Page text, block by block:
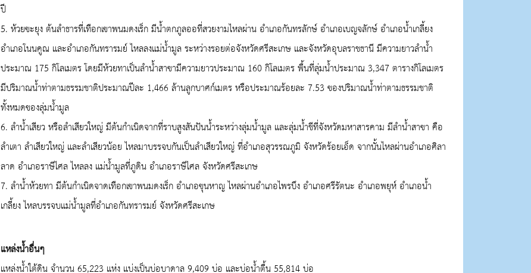
ปี
5. ห้วยขะยุง ต้นลำธารที่เทือกเขาพนมดงเร็ก มีน้ำตกภูลออที่สวยงามไหลผ่าน อำเภอกันทรลักษ์ อำเภอเบญจลักษ์ อำเภอน้ำเกลี้ยง
อำเภอโนนคูณ และอำเภอกันทรารมย์ ไหลลงแม่น้ำมูล ระหว่างรอยต่อจังหวัดศรีสะเกษ และจังหวัดอุบลราชธานี มีความยาวลำน้ำ
ประมาณ 175 กิโลเมตร โดยมีห้วยทาเป็นลำน้ำสาขามีความยาวประมาณ 160กิโลเมตร พื้นที่ลุ่มน้ำประมาณ 3,347ตารางกิโลเมตร
มีปริมาณน้ำท่าตามธรรมชาติประมาณปีละ 1,466 ล้านลูกบาศก์เมตร หรือประมาณร้อยละ 7.53ของปริมาณน้ำท่าตามธรรมชาติ
ทั้งหมดของลุ่มน้ำมูล
6. ลำน้ำเสียว หรือลำเสียวใหญ่ มีต้นกำเนิดจากที่ราบสูงสันปันน้ำระหว่างลุ่มน้ำมูล และลุ่มน้ำชีที่จังหวัดมหาสารคาม มีลำน้ำสาขา คือ
ลำเตา ลำเสียวใหญ่ และลำเสียวน้อย ไหลมาบรรจบกันเป็นลำเสียวใหญ่ ที่อำเภอสุวรรณภูมิ จังหวัดร้อยเอ็ด จากนั้นไหลผ่านอำเภอศิลา
ลาด อำเภอราษีไศล ไหลลง แม่น้ำมูลที่ภูดิน อำเภอราษีไศล จังหวัดศรีสะเกษ
7. ลำน้ำห้วยทา มีต้นกำเนิดจาดเทือกเขาพนมดงเร็ก อำเภอขุนหาญ ไหลผ่านอำเภอไพรบึง อำเภอศรีรัตนะ อำเภอพยุห์ อำเภอน้ำ
เกลี้ยง ไหลบรรจบแม่น้ำมูลที่อำเภอกันทรารมย์ จังหวัดศรีสะเกษ
แหล่งน้ำอื่นๆ
แหล่งน้ำใต้ดิน จำนวน65,223 แห่ง แบ่งเป็นบ่อบาดาล9,409 บ่อ และบ่อน้ำตื้น55,814บ่อ